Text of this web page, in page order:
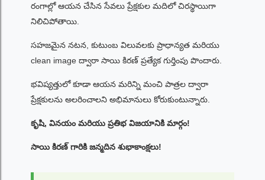
రంగాల్లో ఆయన చేసిన సేవలు ప్రేక్షకుల మదిలో చిరస్థాయిగా
నిలిచిపోతాయి.
సహజమైన నటన, కుటుంబ విలువలకు ప్రాధాన్యత మరియు
clean image ద్వారా సాయి కిరణ్ ప్రత్యేక గుర్తింపు పొందారు.
భవిష్యత్తులో కూడా ఆయన మరిన్ని మంచి పాత్రల ద్వారా
ప్రేక్షకులను అలరించాలని అభిమానులు కోరుకుంటున్నారు.
కృషి, వినయం మరియు ప్రతిభ విజయానికి మార్గం!
సాయి కిరణ్ గారికి జన్మదిన శుభాకాంక్షలు!